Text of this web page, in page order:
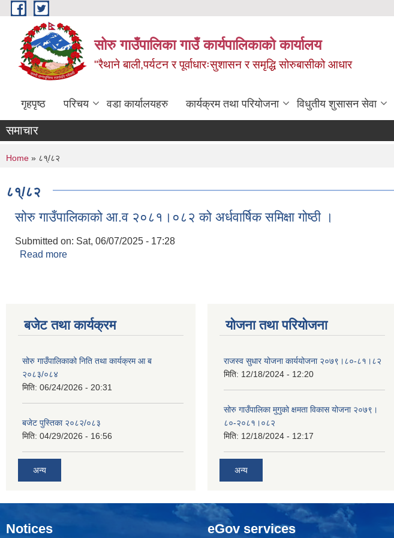
Skip to main content
सोरु गाउँपालिका गाउँ कार्यपालिकाको कार्यालय
"रैथाने बाली,पर्यटन र पूर्वाधारःसुशासन र समृद्धि सोरुबासीको आधार
गृहपृष्ठ परिचय वडा कार्यालयहरु कार्यक्रम तथा परियोजना विधुतीय शुसासन सेवा
समाचार
You are here
Home » ८१्/८२
८१्/८२
सोरु गाउँपालिकाको आ.व २०८१।०८२ को अर्धवार्षिक समिक्षा गोष्ठी ।
Submitted on: Sat, 06/07/2025 - 17:28
Read more
बजेट तथा कार्यक्रम
सोरु गाउँपालिकाको निति तथा कार्यक्रम आ ब
२०८३/०८४
मिति: 06/24/2026 - 20:31
बजेट पुस्तिका २०८२/०८३
मिति: 04/29/2026 - 16:56
अन्य
योजना तथा परियोजना
राजस्व सुधार योजना कार्ययोजना २०७९।८०-८१।८२
मिति: 12/18/2024 - 12:20
सोरु गाउँपालिका मुगुको क्षमता विकास योजना २०७९।
८०-२०८१।०८२
मिति: 12/18/2024 - 12:17
अन्य
Notices eGov services